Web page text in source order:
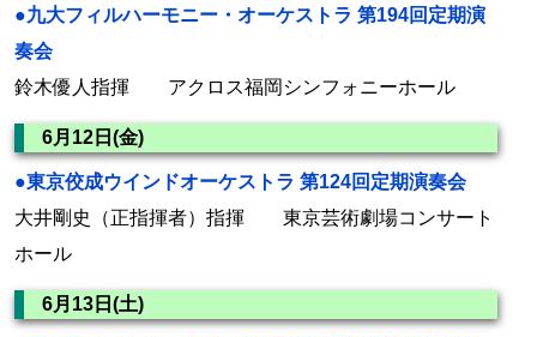
●九大フィルハーモニー・オーケストラ 第194回定期演
奏会
鈴木優人指揮 アクロス福岡シンフォニーホール
6月12日(金)
●東京佼成ウインドオーケストラ 第124回定期演奏会
大井剛史（正指揮者）指揮 東京芸術劇場コンサート
ホール
6月13日(土)